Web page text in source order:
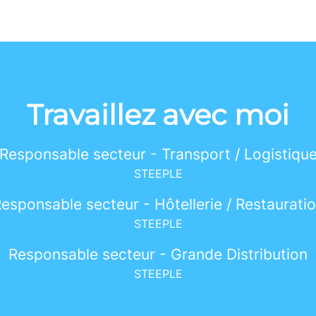
Travaillez avec moi
secteur - Transport /
STEEPLE
secteur - Hôtellerie /
STEEPLE
Responsable secteur - Grande Distribution
STEEPLE